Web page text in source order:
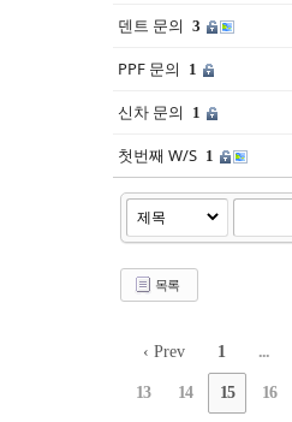
덴트 문의 3
PPF 문의 1
신차 문의 1
첫번째 W/S 1
목록
‹ Prev 1 ...
13 14 15 16